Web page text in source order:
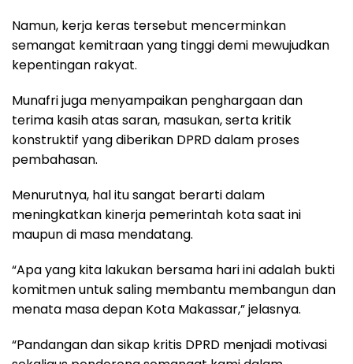
Namun, kerja keras tersebut mencerminkan
semangat kemitraan yang tinggi demi mewujudkan
kepentingan rakyat.
Munafri juga menyampaikan penghargaan dan
terima kasih atas saran, masukan, serta kritik
konstruktif yang diberikan DPRD dalam proses
pembahasan.
Menurutnya, hal itu sangat berarti dalam
meningkatkan kinerja pemerintah kota saat ini
maupun di masa mendatang.
“Apa yang kita lakukan bersama hari ini adalah bukti
komitmen untuk saling membantu membangun dan
menata masa depan Kota Makassar,” jelasnya.
“Pandangan dan sikap kritis DPRD menjadi motivasi